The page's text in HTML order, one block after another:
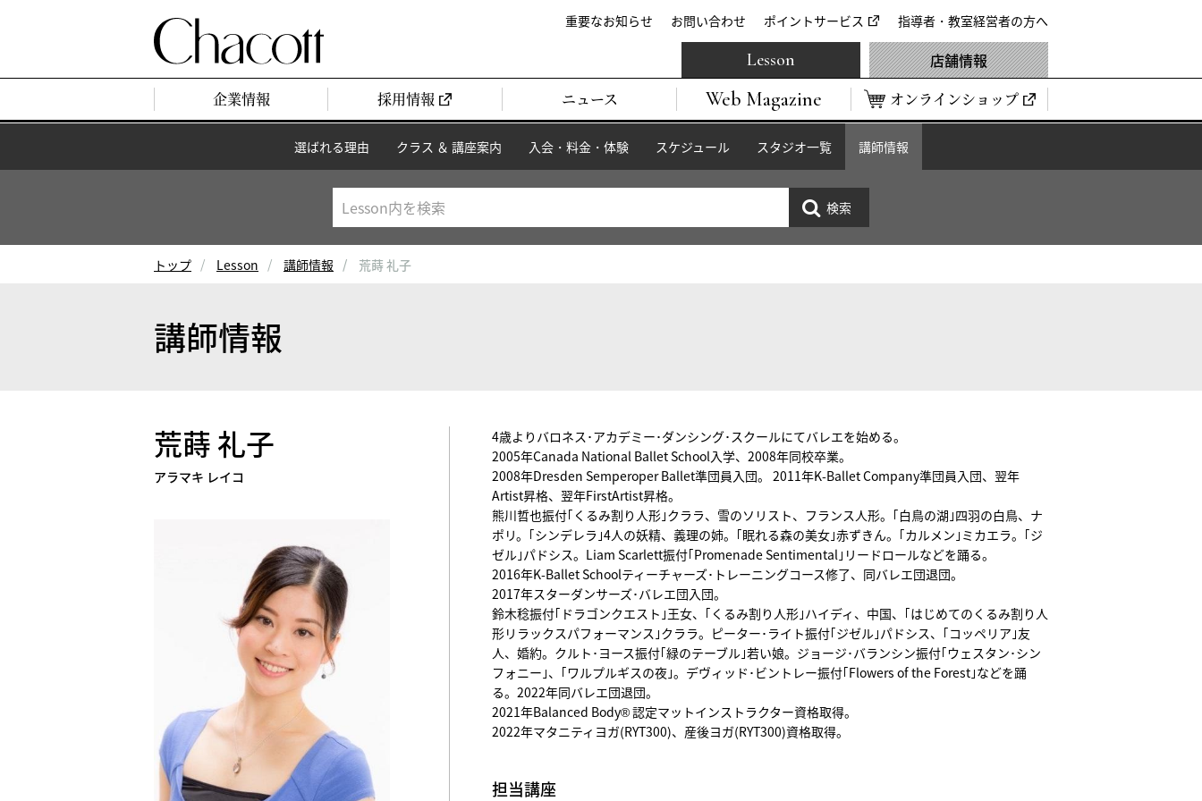
重要なお知らせ お問い合わせ ポイントサービス 指導者・教室経営者の方へ
企業情報 採用情報 ニュース Web Magazine オンラインショップ
Lesson 店舗情報
選ばれる理由 クラス ＆ 講座案内 入会・料金・体験 スケジュール スタジオ一覧 講師情報
トップ Lesson 講師情報 荒蒔 礼子
講師情報
荒蒔 礼子
アラマキ レイコ
4歳よりバロネス･アカデミー･ダンシング･スクールにてバレエを始める。
2005年Canada National Ballet School入学、2008年同校卒業。
2008年Dresden Semperoper Ballet準団員入団。 2011年K-Ballet Company準団員入団、翌年
Artist昇格、翌年FirstArtist昇格。
熊川哲也振付｢くるみ割り人形｣クララ、雪のソリスト、フランス人形。｢白鳥の湖｣四羽の白鳥、ナ
ポリ。｢シンデレラ｣4人の妖精、義理の姉。｢眠れる森の美女｣赤ずきん。｢カルメン｣ミカエラ。｢ジ
ゼル｣パドシス。Liam Scarlett振付｢Promenade Sentimental｣リードロールなどを踊る。
2016年K-Ballet Schoolティーチャーズ･トレーニングコース修了、同バレエ団退団。
2017年スターダンサーズ･バレエ団入団。
鈴木稔振付｢ドラゴンクエスト｣王女、｢くるみ割り人形｣ハイディ、中国、｢はじめてのくるみ割り人
形リラックスパフォーマンス｣クララ。ピーター･ライト振付｢ジゼル｣パドシス、｢コッペリア｣友
人、婚約。クルト･ヨース振付｢緑のテーブル｣若い娘。ジョージ･バランシン振付｢ウェスタン･シン
フォニー｣、｢ワルプルギスの夜｣。デヴィッド･ビントレー振付｢Flowers of the Forest｣などを踊
る。2022年同バレエ団退団。
2021年Balanced Body®︎ 認定マットインストラクター資格取得。
2022年マタニティヨガ(RYT300)、産後ヨガ(RYT300)資格取得。
担当講座